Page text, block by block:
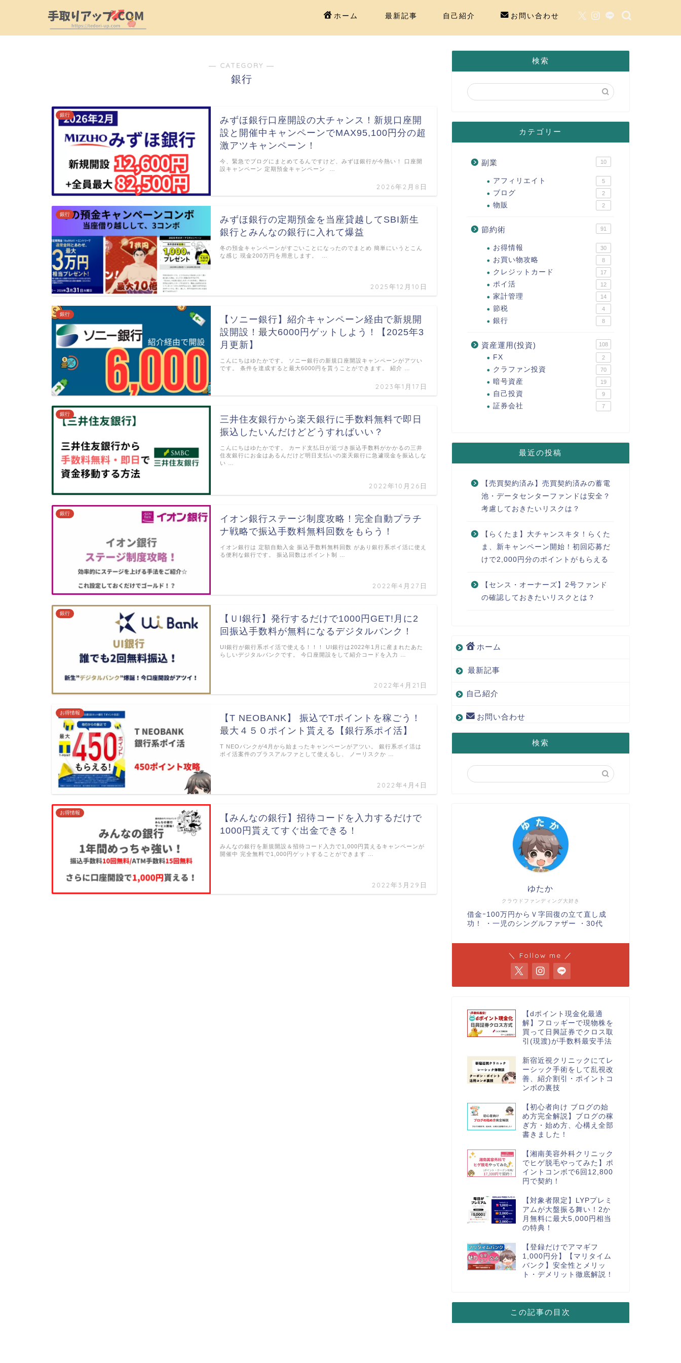
ホーム 最新記事 自己紹介 お問い合わせ
― CATEGORY ―
銀行
銀行
みずほ銀行口座開設の大チャンス！新規口座開
設と開催中キャンペーンでMAX95,100円分の超
激アツキャンペーン！
2026年2月8日
今、緊急でブログにまとめてるんですけど、みずほ銀行が今熱い！ 口座開
設キャンペーン 定期預金キャンペーン …
銀行
みずほ銀行の定期預金を当座貸越してSBI新生
銀行とみんなの銀行に入れて爆益
2025年12月10日
冬の預金キャンペーンがすごいことになったのでまとめ 簡単にいうとこん
な感じ 現金200万円を用意します。 …
銀行
【ソニー銀行】紹介キャンペーン経由で新規開
設開設！最大6000円ゲットしよう！【2025年3
月更新】
2023年1月17日
こんにちはゆたかです。 ソニー銀行の新規口座開設キャンペーンがアツい
です。 条件を達成すると最大6000円を貰うことができます。 紹介 …
銀行
三井住友銀行から楽天銀行に手数料無料で即日
振込したいんだけどどうすればいい？
2022年10月26日
こんにちはゆたかです。 カード支払日が近づき振込手数料がかかるの三井
住友銀行にお金はあるんだけど明日支払いの楽天銀行に急遽現金を振込しな
い …
銀行
イオン銀行ステージ制度攻略！完全自動プラチ
ナ戦略で振込手数料無料回数をもらう！
2022年4月27日
イオン銀行は 定額自動入金 振込手数料無料回数 があり銀行系ポイ活に使え
る便利な銀行です。 振込回数はポイント制 …
銀行
【ＵI銀行】発行するだけで1000円GET!月に2
回振込手数料が無料になるデジタルバンク！
2022年4月21日
UI銀行が銀行系ポイ活で使える！！！ UI銀行は2022年1月に産まれたあた
らしいデジタルバンクです。 今口座開設をして紹介コードを入力 …
お得情報
【T NEOBANK】 振込でTポイントを稼ごう！
最大４５０ポイント貰える【銀行系ポイ活】
2022年4月4日
T NEOバンクが4月から始まったキャンペーンがアツい。 銀行系ポイ活は
ポイ活案件のプラスアルファとして使えるし、 ノーリスクか …
お得情報
【みんなの銀行】招待コードを入力するだけで
1000円貰えてすぐ出金できる！
2022年3月29日
みんなの銀行を新規開設＆招待コード入力で1,000円貰えるキャンペーンが
開催中 完全無料で1,000円ゲットすることができます …
検索
カテゴリー
副業 10
アフィリエイト 5
ブログ 2
物販 2
節約術 91
お得情報 30
お買い物攻略 8
クレジットカード 17
ポイ活 12
家計管理 14
節税 4
銀行 8
資産運用(投資) 108
FX 2
クラファン投資 70
暗号資産 19
自己投資 9
証券会社 7
最近の投稿
【売買契約済み】売買契約済みの蓄電
池・データセンターファンドは安全？
考慮しておきたいリスクは？
【らくたま】大チャンスキタ！らくた
ま、新キャンペーン開始！初回応募だ
けで2,000円分のポイントがもらえる
【センス・オーナーズ】2号ファンド
の確認しておきたいリスクとは？
ホーム
最新記事
自己紹介
お問い合わせ
検索
クラウドファンディング大好き
ゆたか
借金ｰ100万円からＶ字回復の立て直し成
功！ ・一児のシングルファザー ・30代
＼ Follow me ／
【dポイント現金化最適
解】フロッギーで現物株を
買って日興証券でクロス取
引(現渡)が手数料最安手法
新宿近視クリニックにてレ
ーシック手術をして乱視改
善、紹介割引・ポイントコ
ンボの裏技
【初心者向け ブログの始
め方完全解説】ブログの稼
ぎ方・始め方、心構え全部
書きました！
【湘南美容外科クリニック
でヒゲ脱毛やってみた】ポ
イントコンボで6回12,800
円で契約！
【対象者限定】LYPプレミ
アムが大盤振る舞い！2か
月無料に最大5,000円相当
の特典！
【登録だけでアマギフ
1,000円分】【マリタイム
バンク】安全性とメリッ
ト・デメリット徹底解説！
この記事の目次